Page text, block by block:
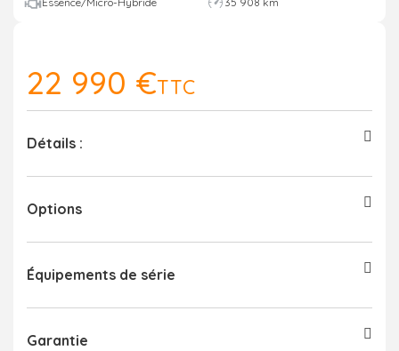
22 990 €TTC
Détails :
Options
Équipements de série
Garantie